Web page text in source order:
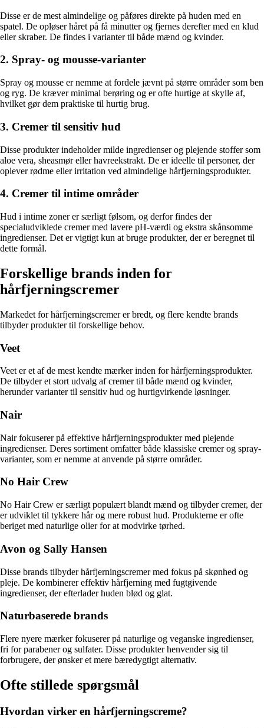
Disse er de mest almindelige og påføres direkte på huden med en
spatel. De opløser håret på få minutter og fjernes derefter med en klud
eller skraber. De findes i varianter til både mænd og kvinder.
2. Spray- og mousse-varianter
Spray og mousse er nemme at fordele jævnt på større områder som ben
og ryg. De kræver minimal berøring og er ofte hurtige at skylle af,
hvilket gør dem praktiske til hurtig brug.
3. Cremer til sensitiv hud
Disse produkter indeholder milde ingredienser og plejende stoffer som
aloe vera, sheasmør eller havreekstrakt. De er ideelle til personer, der
oplever rødme eller irritation ved almindelige hårfjerningsprodukter.
4. Cremer til intime områder
Hud i intime zoner er særligt følsom, og derfor findes der
specialudviklede cremer med lavere pH-værdi og ekstra skånsomme
ingredienser. Det er vigtigt kun at bruge produkter, der er beregnet til
dette formål.
Forskellige brands inden for
hårfjerningscremer
Markedet for hårfjerningscremer er bredt, og flere kendte brands
tilbyder produkter til forskellige behov.
Veet
Veet er et af de mest kendte mærker inden for hårfjerningsprodukter.
De tilbyder et stort udvalg af cremer til både mænd og kvinder,
herunder varianter til sensitiv hud og hurtigvirkende løsninger.
Nair
Nair fokuserer på effektive hårfjerningsprodukter med plejende
ingredienser. Deres sortiment omfatter både klassiske cremer og spray-
varianter, som er nemme at anvende på større områder.
No Hair Crew
No Hair Crew er særligt populært blandt mænd og tilbyder cremer, der
er udviklet til tykkere hår og mere robust hud. Produkterne er ofte
beriget med naturlige olier for at modvirke tørhed.
Avon og Sally Hansen
Disse brands tilbyder hårfjerningscremer med fokus på skønhed og
pleje. De kombinerer effektiv hårfjerning med fugtgivende
ingredienser, der efterlader huden blød og glat.
Naturbaserede brands
Flere nyere mærker fokuserer på naturlige og veganske ingredienser,
fri for parabener og sulfater. Disse produkter henvender sig til
forbrugere, der ønsker et mere bæredygtigt alternativ.
Ofte stillede spørgsmål
Hvordan virker en hårfjerningscreme?